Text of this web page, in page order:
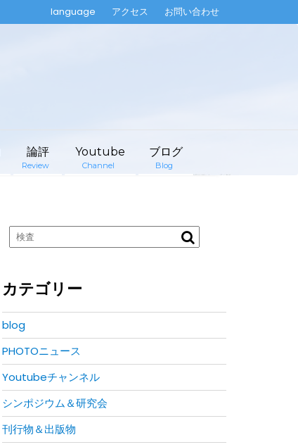
language アクセス お問い合わせ
Review
論評
Channel
Youtube
Blog
ブログ
カテゴリー
blog
PHOTOニュース
Youtubeチャンネル
シンポジウム＆研究会
刊行物＆出版物